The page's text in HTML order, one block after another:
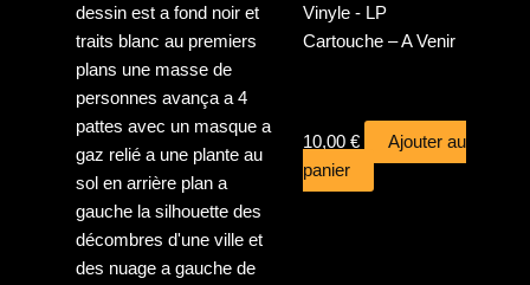
Vinyle - LP
Cartouche – A Venir
10,00 €
Ajouter au
panier